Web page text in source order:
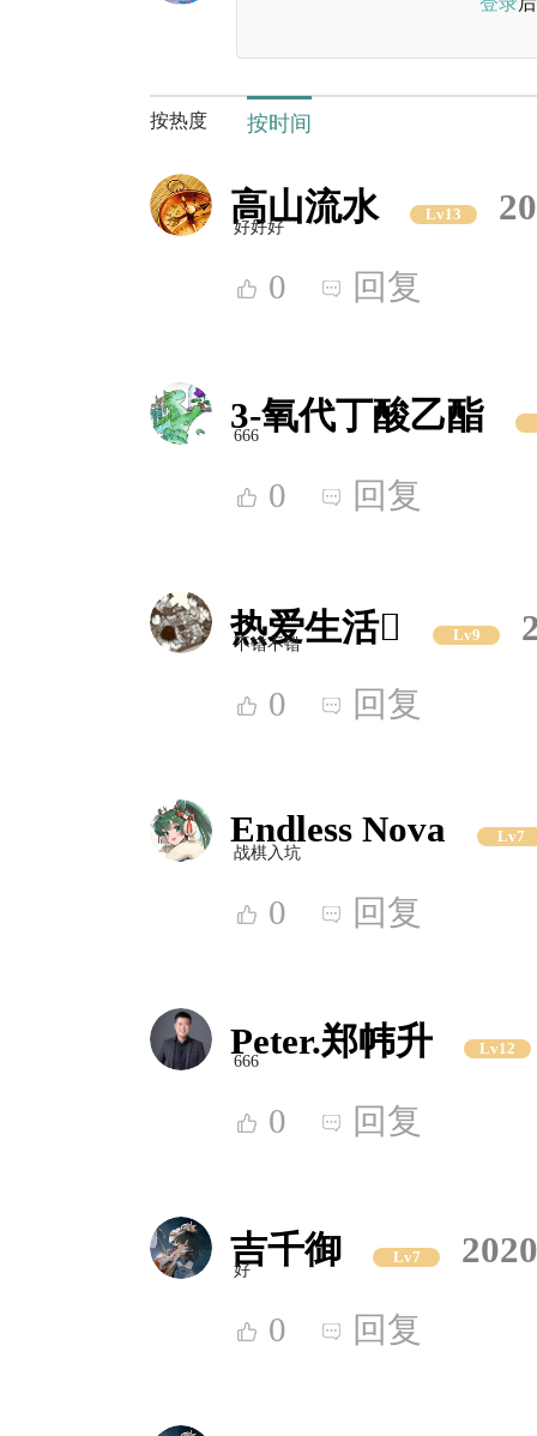
按热度 按时间
高山流水 Lv13
好好好
0 回复
3-氧代丁酸乙酯
666
0 回复
热爱生活 Lv9
不错不错
0 回复
Endless Nova
Lv7
战棋入坑
0 回复
Peter.郑帏升 Lv12
666
0 回复
吉千御 Lv7
好
0 回复